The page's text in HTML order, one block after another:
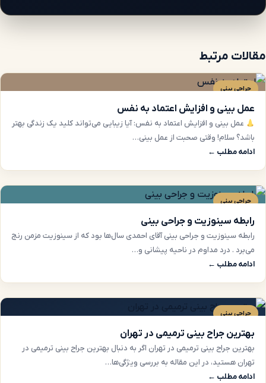
مقالات مرتبط
جراحی بینی
عمل بینی و افزایش اعتماد به نفس
عمل بینی و افزایش اعتماد به نفس: آیا زیبایی می‌تواند کلید یک زندگی بهتر
باشد؟ سلا‌م! وقتی صحبت از عمل بینی…
ادامه مطلب ←
جراحی بینی
رابطه سینوزیت و جراحی بینی
رابطه سینوزیت و جراحی بینی آقای احمدی سال‌ها بود که از سینوزیت مزمن رنج
می‌برد . درد مداوم در ناحیه پیشانی و…
ادامه مطلب ←
جراحی بینی
بهترین جراح بینی ترمیمی در تهران
بهترین جراح بینی ترمیمی در تهران اگر به دنبال بهترین جراح بینی ترمیمی در
تهران هستید، در این مقاله به بررسی ویژگی‌ها…
ادامه مطلب ←